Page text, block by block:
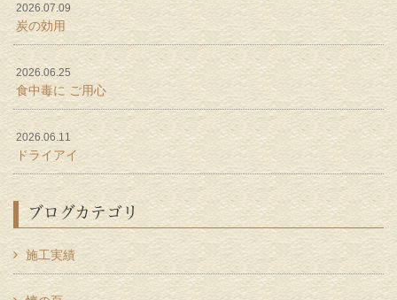
2026.07.09
炭の効用
2026.06.25
食中毒に ご用心
2026.06.11
ドライアイ
ブログカテゴリ
施工実績